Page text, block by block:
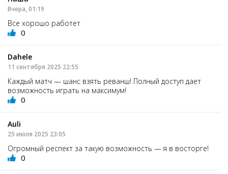
Вчера, 01:19
Все хорошо работет
0
Dahele
11 сентября 2025 22:55
Каждый матч — шанс взять реванш! Полный доступ дает
возможность играть на максимум!
0
Auli
25 июля 2025 23:05
Огромный респект за такую возможность — я в восторге!
0